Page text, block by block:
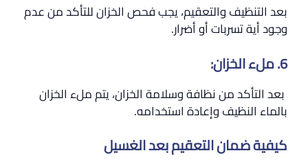
بعد التنظيف والتعقيم، يجب فحص الخزان للتأكد من عدم
وجود أية تسربات أو أضرار.
6. ملء الخزان:
بعد التأكد من نظافة وسلامة الخزان، يتم ملء الخزان
بالماء النظيف وإعادة استخدامه.
كيفية ضمان التعقيم بعد الغسيل